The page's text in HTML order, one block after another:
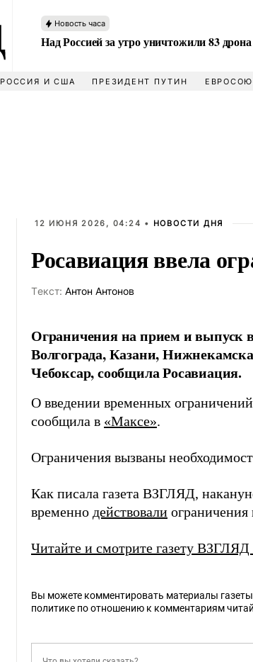
Новость часа
Над Россией за утро уничтожили 83
РОССИЯ И США ПРЕЗИДЕНТ ПУТИН
12 ИЮНЯ 2026, 04:24 • НОВОСТИ ДНЯ
Росавиация ввела
Tекст: Антон Антонов
Ограничения на прием и выпуск
Волгограда, Казани,
Чебоксар, сообщила Росавиация.
О введении временных
сообщила в «Максе».
Ограничения вызваны
Как писала газета ВЗГЛЯД,
временно действовали
Читайте и смотрите газету
Вы можете комментировать материалы
политике по отношению к комментариям